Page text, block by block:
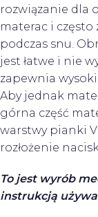
rozwiązanie dla
materac i
podczas snu.
jest łatwe i nie
zapewnia
Aby jednak
górna część
warstwy pianki
rozłożenie
To jest wyrób
instrukcją